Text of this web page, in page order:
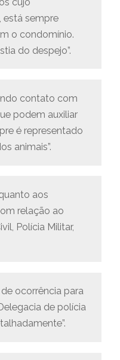
está sempre
o condomínio.
do despejo”.
contato com
podem auxiliar
é representado
animais”.
aos
relação ao
Polícia Militar,
ocorrência para
de polícia